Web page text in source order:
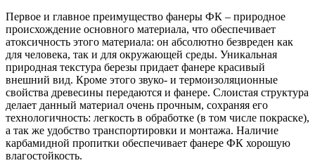
Первое и главное преимущество фанеры ФК – природное
происхождение основного материала, что обеспечивает
атоксичность этого материала: он абсолютно безвреден как
для человека, так и для окружающей среды. Уникальная
природная текстура березы придает фанере красивый
внешний вид. Кроме этого звуко- и термоизоляционные
свойства древесины передаются и фанере. Слоистая структура
делает данный материал очень прочным, сохраняя его
технологичность: легкость в обработке (в том числе покраске),
а так же удобство транспортировки и монтажа. Наличие
карбамидной пропитки обеспечивает фанере ФК хорошую
влагостойкость.